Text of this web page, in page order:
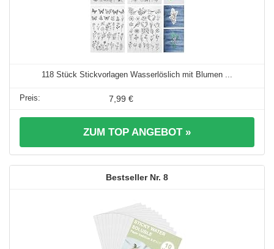
118 Stück Stickvorlagen Wasserlöslich mit Blumen ...
7,99 €
ZUM TOP ANGEBOT »
8